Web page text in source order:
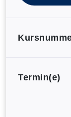
Termin(e)